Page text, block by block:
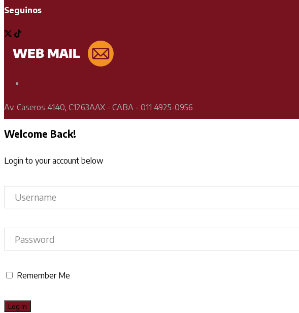
Seguinos
Av. Caseros 4140, C1263AAX - CABA - 011 4925-0956
Welcome Back!
Login to your account below
Remember Me